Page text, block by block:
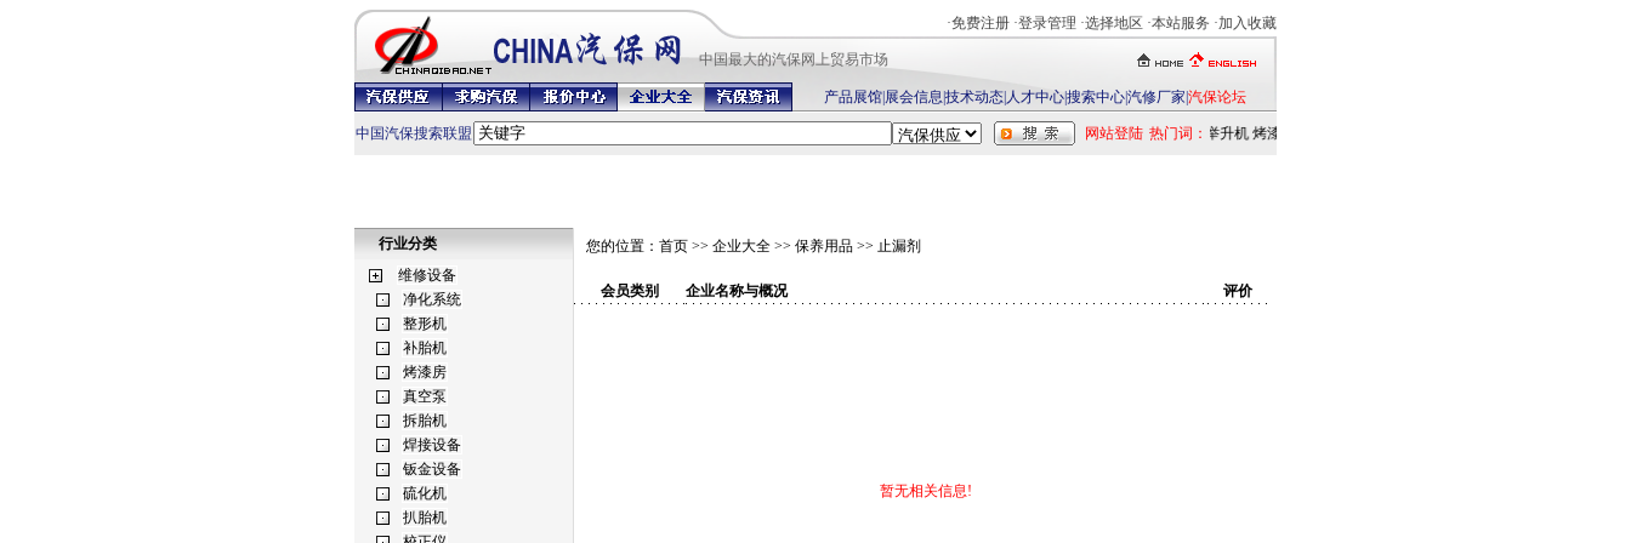
中国最
·免费注册 ·登录管理 ·选择地区 ·本站服务 ·加入收藏
大的汽保网上贸易市场
产品展馆| 展会信息 技术动态| 人才中心|搜索中心|汽修厂家 汽保论坛
中国汽保搜索联盟 网站登陆 热门词： 举升机 烤漆房
行业分类 您的位置： 首页 >> 企业大全 >> 保养用品 >> 止漏剂
会员类别 企业名称与概况 评价
暂无相关信息!